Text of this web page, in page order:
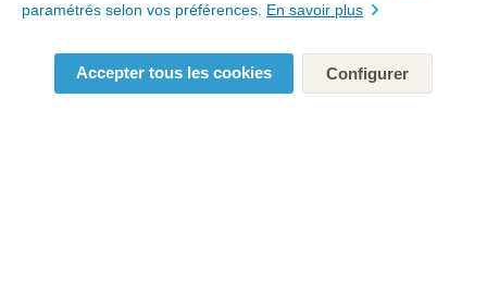
paramétrés selon vos préférences. En savoir plus
Accepter tous les cookies Configurer